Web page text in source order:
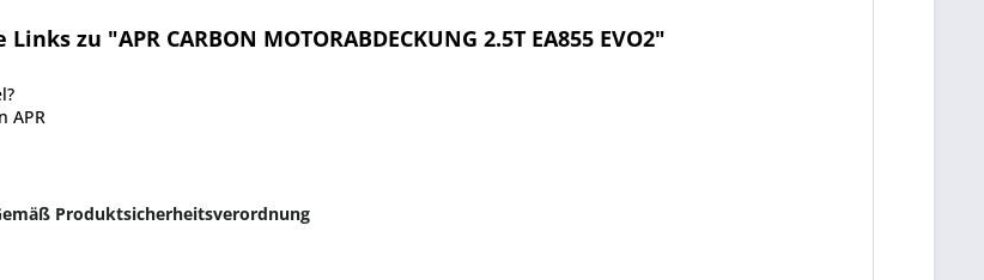
zu "APR CARBON MOTORABDECKUNG 2.5T EA855 EVO2"
APR
Produktsicherheitsverordnung